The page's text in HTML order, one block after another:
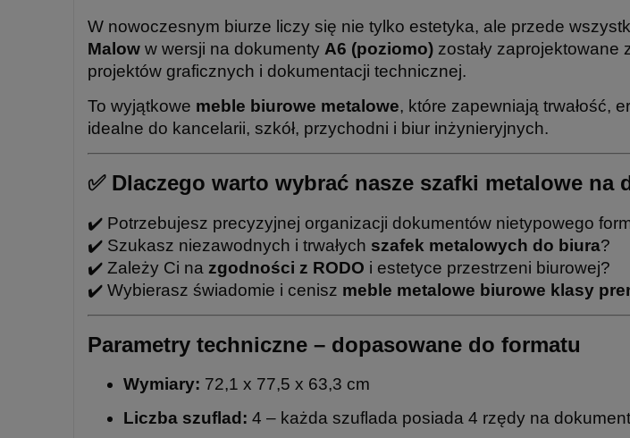
W nowoczesnym biurze liczy się nie tylko estetyka, ale przede
Malow w wersji na dokumenty A6 (poziomo) zostały
projektów graficznych i dokumentacji technicznej.
To wyjątkowe meble biurowe metalowe, które zapewniają trwałość,
idealne do kancelarii, szkół, przychodni i biur inżynieryjnych.
✅ Dlaczego warto wybrać nasze szafki metalowe na
✔️ Potrzebujesz precyzyjnej organizacji dokumentów nietypowego
✔️ Szukasz niezawodnych i trwałych szafek metalowych do biura?
✔️ Zależy Ci na zgodności z RODO i estetyce przestrzeni biurowej?
✔️ Wybierasz świadomie i cenisz meble metalowe biurowe klasy
Parametry techniczne – dopasowane do formatu
Wymiary: 72,1 x 77,5 x 63,3 cm
Liczba szuflad: 4 – każda szuflada posiada 4 rzędy na